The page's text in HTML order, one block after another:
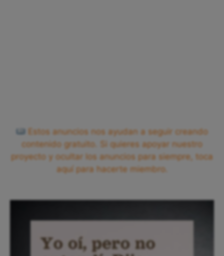
Estos anuncios nos ayudan a seguir creando
contenido gratuito. Si quieres apoyar nuestro
proyecto y ocultar los anuncios para siempre, toca
aquí para hacerte miembro.